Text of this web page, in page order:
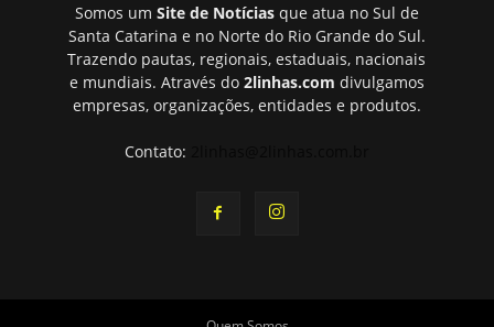
Somos um Site de Notíciasque atua no Sul de
Santa Catarina e no Norte do Rio Grande do Sul.
Trazendo pautas, regionais, estaduais, nacionais
e mundiais. Através do 2linhas.com divulgamos
empresas, organizações, entidades e produtos.
Contato: